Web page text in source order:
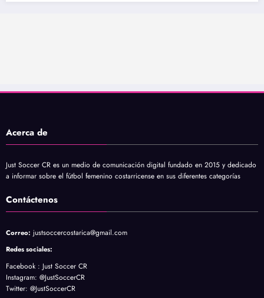
Acerca de
Just Soccer CR es un medio de comunicación digital fundado en 2015 y dedicado
a informar sobre el fútbol femenino costarricense en sus diferentes categorías
Contáctenos
Correo: justsoccercostarica@gmail.com
Redes sociales:
Facebook : Just Soccer CR
Instagram: @JustSoccerCR
Twitter: @JustSoccerCR